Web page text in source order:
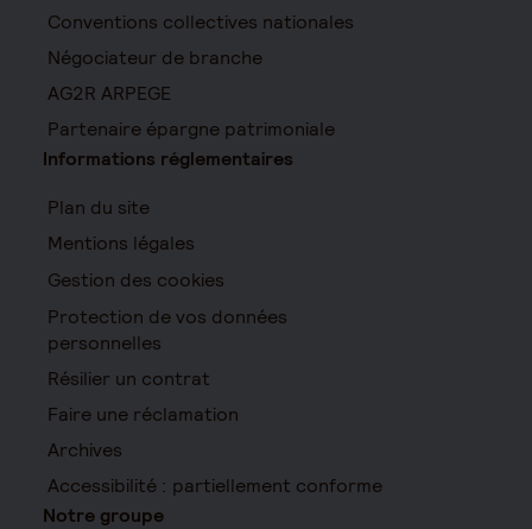
Conventions collectives nationales
Négociateur de branche
AG2R ARPEGE
Partenaire épargne patrimoniale
Informations réglementaires
Plan du site
Mentions légales
Gestion des cookies
Protection de vos données
personnelles
Résilier un contrat
Faire une réclamation
Archives
Accessibilité : partiellement conforme
Notre groupe